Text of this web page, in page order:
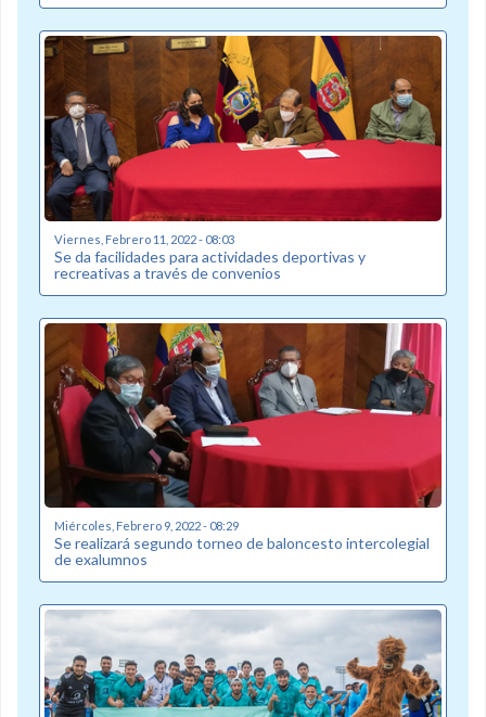
Viernes, Febrero 11, 2022 - 08:03
Se da facilidades para actividades deportivas y
recreativas a través de convenios
Miércoles, Febrero 9, 2022 - 08:29
Se realizará segundo torneo de baloncesto intercolegial
de exalumnos